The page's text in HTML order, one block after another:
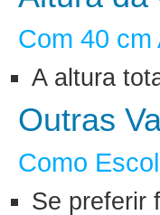
Com 40 cm
A altura
Outras
Como
Se preferir